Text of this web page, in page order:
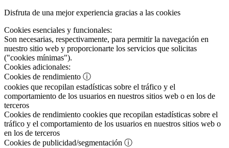
Disfruta de una mejor experiencia gracias a las cookies
Cookies esenciales y funcionales:
Son necesarias, respectivamente, para permitir la navegación en
nuestro sitio web y proporcionarte los servicios que solicitas
("cookies mínimas").
Cookies adicionales:
Cookies de rendimiento ⓘ
cookies que recopilan estadísticas sobre el tráfico y el
comportamiento de los usuarios en nuestros sitios web o en los de
terceros
Cookies de rendimiento cookies que recopilan estadísticas sobre el
tráfico y el comportamiento de los usuarios en nuestros sitios web o
en los de terceros
Cookies de publicidad/segmentación ⓘ